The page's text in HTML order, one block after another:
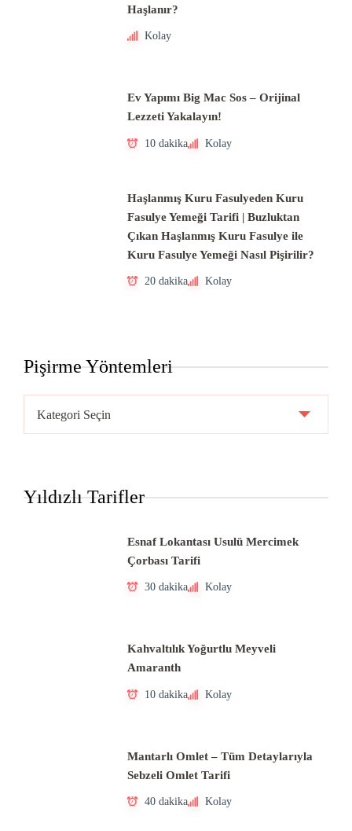
Haşlanır?
Kolay
Ev Yapımı Big Mac Sos – Orijinal
Lezzeti Yakalayın!
10 dakika Kolay
Haşlanmış Kuru Fasulyeden Kuru
Fasulye Yemeği Tarifi | Buzluktan
Çıkan Haşlanmış Kuru Fasulye ile
Kuru Fasulye Yemeği Nasıl Pişirilir?
20 dakika Kolay
Pişirme Yöntemleri
Yöntemleri
Yıldızlı Tarifler
Esnaf Lokantası Usulü Mercimek
Çorbası Tarifi
30 dakika Kolay
Kahvaltılık Yoğurtlu Meyveli
Amaranth
10 dakika Kolay
Mantarlı Omlet – Tüm Detaylarıyla
Sebzeli Omlet Tarifi
40 dakika Kolay